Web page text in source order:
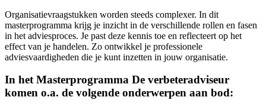
Organisatievraagstukken worden steeds complexer. In dit
masterprogramma krijg je inzicht in de verschillende rollen en fasen
in het adviesproces. Je past deze kennis toe en reflecteert op het
effect van je handelen. Zo ontwikkel je professionele
adviesvaardigheden die je kunt inzetten in jouw organisatie.
In het Masterprogramma De verbeteradviseur
komen o.a. de volgende onderwerpen aan bod: